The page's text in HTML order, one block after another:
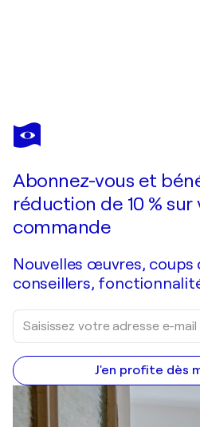
CLAUDIA BARBU
Normal is an illusion
Abonnez-vous et
réduction de 10 %
commande
Nouvelles œuvres,
conseillers,
J'en profite dès